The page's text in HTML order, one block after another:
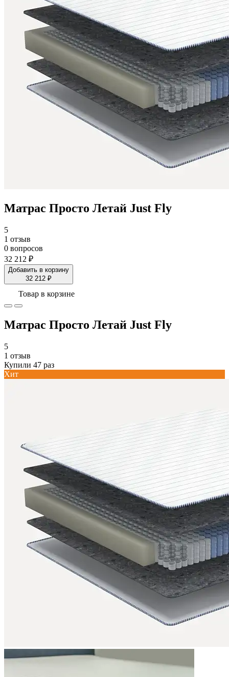
Матрас Просто Летай Just Fly
5
1 отзыв
0 вопросов
32 212 ₽
Добавить в корзину
32 212 ₽
Товар в корзине
Матрас Просто Летай Just Fly
5
1 отзыв
Купили 47 раз
Хит